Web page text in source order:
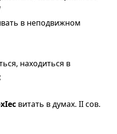
в неподвижном
находиться в
витать в думах. II сов.